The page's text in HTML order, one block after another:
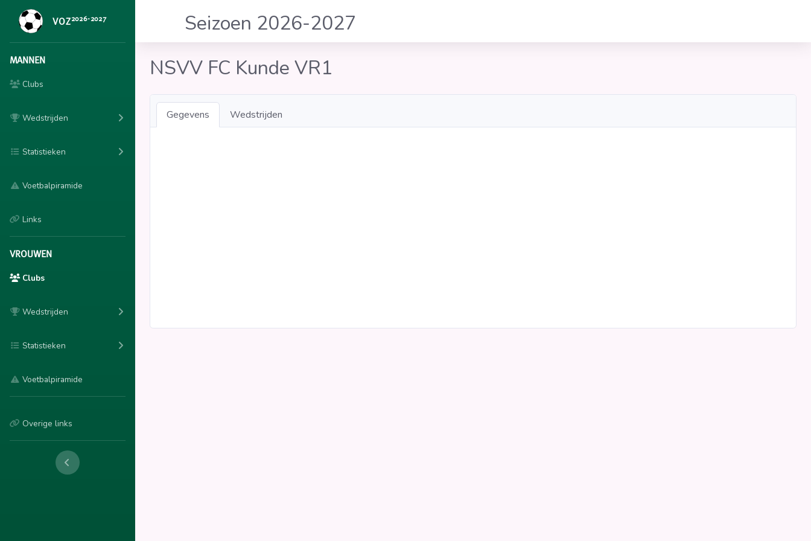
VOZ2026-2027
MANNEN
Clubs
Wedstrijden
Statistieken
Voetbalpiramide
Links
VROUWEN
Clubs
Wedstrijden
Statistieken
Voetbalpiramide
Overige links
Seizoen 2026-2027
NSVV FC Kunde VR1
Gegevens Wedstrijden